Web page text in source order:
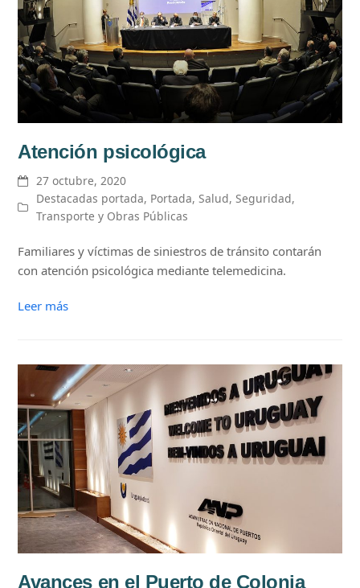
Atención psicológica
27 octubre, 2020
Destacadas portada, Portada,Salud,Seguridad,
Transporte y Obras Públicas
Familiares y víctimas de siniestros de tránsito contarán
con atención psicológica mediante telemedicina.
Leer más
Avances en el Puerto de Colonia